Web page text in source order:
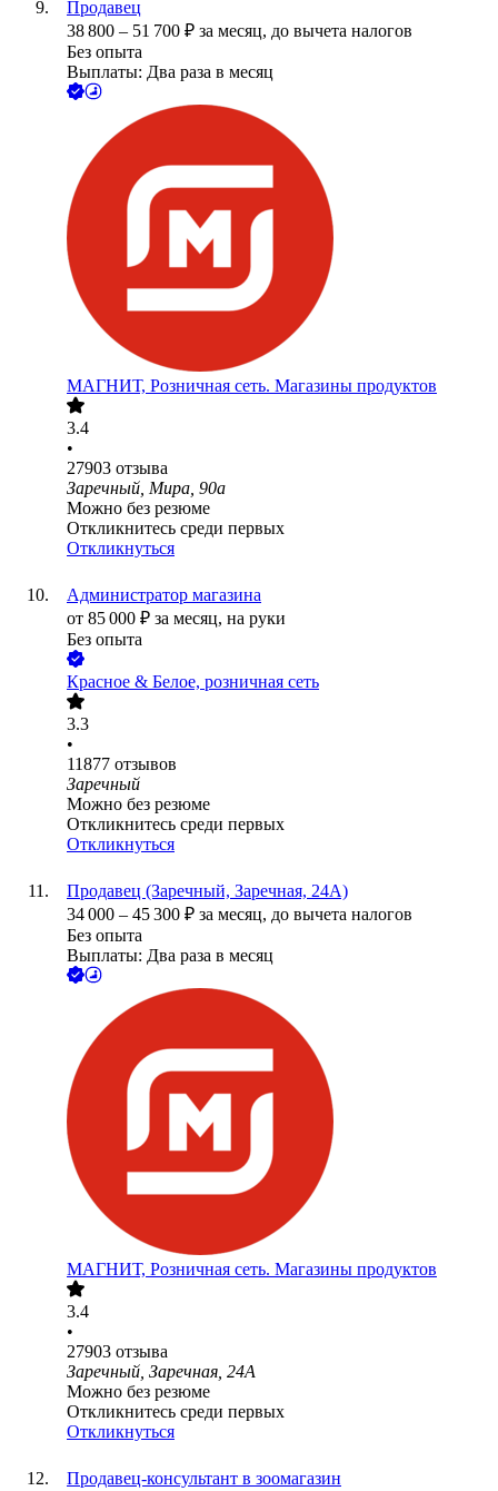
Продавец
38 800 – 51 700 ₽ за месяц, до вычета налогов
Без опыта
Выплаты: Два раза в месяц
МАГНИТ, Розничная сеть. Магазины продуктов
3.4
•
27903 отзыва
Заречный, Мира, 90а
Можно без резюме
Откликнитесь среди первых
Откликнуться
Администратор магазина
от 85 000 ₽ за месяц, на руки
Без опыта
Красное & Белое, розничная сеть
3.3
•
11877 отзывов
Заречный
Можно без резюме
Откликнитесь среди первых
Откликнуться
Продавец (Заречный, Заречная, 24А)
34 000 – 45 300 ₽ за месяц, до вычета налогов
Без опыта
Выплаты: Два раза в месяц
МАГНИТ, Розничная сеть. Магазины продуктов
3.4
•
27903 отзыва
Заречный, Заречная, 24А
Можно без резюме
Откликнитесь среди первых
Откликнуться
Продавец-консультант в зоомагазин